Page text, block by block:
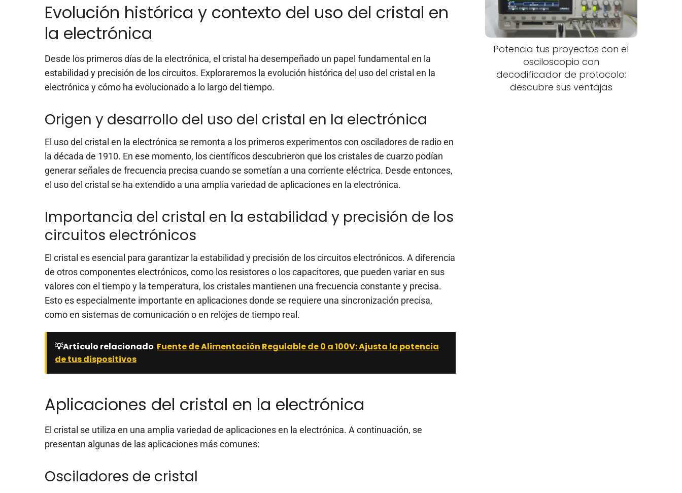
Evolución histórica y contexto del uso del cristal en
la electrónica
Desde los primeros días de la electrónica, el cristal ha desempeñado un papel fundamental en la
estabilidad y precisión de los circuitos. Exploraremos la evolución histórica del uso del cristal en la
electrónica y cómo ha evolucionado a lo largo del tiempo.
Origen y desarrollo del uso del cristal en la electrónica
El uso del cristal en la electrónica se remonta a los primeros experimentos con osciladores de radio en
la década de 1910. En ese momento, los científicos descubrieron que los cristales de cuarzo podían
generar señales de frecuencia precisa cuando se sometían a una corriente eléctrica. Desde entonces,
el uso del cristal se ha extendido a una amplia variedad de aplicaciones en la electrónica.
Importancia del cristal en la estabilidad y precisión de los
circuitos electrónicos
El cristal es esencial para garantizar la estabilidad y precisión de los circuitos electrónicos. A diferencia
de otros componentes electrónicos, como los resistores o los capacitores, que pueden variar en sus
valores con el tiempo y la temperatura, los cristales mantienen una frecuencia constante y precisa.
Esto es especialmente importante en aplicaciones donde se requiere una sincronización precisa,
como en sistemas de comunicación o en relojes de tiempo real.
💡Artículo relacionado Fuente de Alimentación Regulable de 0 a 100V: Ajusta la potencia
de tus dispositivos
Aplicaciones del cristal en la electrónica
El cristal se utiliza en una amplia variedad de aplicaciones en la electrónica. A continuación, se
presentan algunas de las aplicaciones más comunes:
Osciladores de cristal
Potencia tus proyectos con el
osciloscopio con
decodificador de protocolo:
descubre sus ventajas